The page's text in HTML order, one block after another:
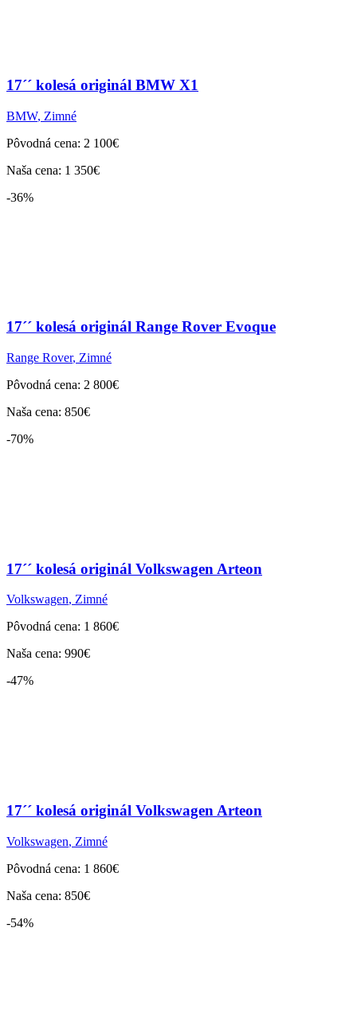
17´´ kolesá originál BMW X1
BMW, Zimné
Pôvodná cena: 2 100€
Naša cena: 1 350€
-36%
17´´ kolesá originál Range Rover Evoque
Range Rover, Zimné
Pôvodná cena: 2 800€
Naša cena: 850€
-70%
17´´ kolesá originál Volkswagen Arteon
Volkswagen, Zimné
Pôvodná cena: 1 860€
Naša cena: 990€
-47%
17´´ kolesá originál Volkswagen Arteon
Volkswagen, Zimné
Pôvodná cena: 1 860€
Naša cena: 850€
-54%